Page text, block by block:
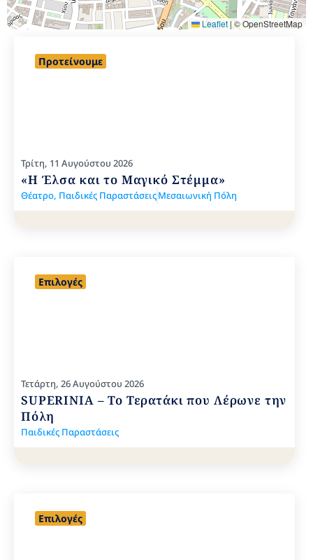
Leaflet|© OpenStreetMap
Προτείνουμε
Τρίτη, 11 Αυγούστου 2026
«Η Έλσα και το Μαγικό Στέμμα»
Θέατρο, Παιδικές ΠαραστάσειςΜεσαιωνική Πόλη
Επιλογές
Τετάρτη, 26 Αυγούστου 2026
SUPERINIA – Το Τερατάκι που Λέρωνε την
Πόλη
Παιδικές Παραστάσεις
Επιλογές